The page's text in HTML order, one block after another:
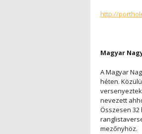
http://
Magyar
A Magyar
héten.
nevezett
Összesen
mezőnyhöz.